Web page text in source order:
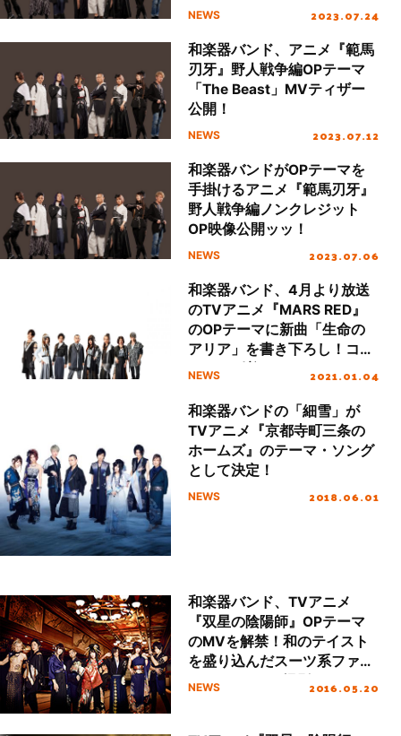
NEWS 2023.07.24
和楽器バンド、アニメ『範馬
刃牙』野人戦争編OPテーマ
「The Beast」MVティザー
公開！
NEWS 2023.07.12
和楽器バンドがOPテーマを
手掛けるアニメ『範馬刃牙』
野人戦争編ノンクレジット
OP映像公開ッッ！
NEWS 2023.07.06
和楽器バンド、4月より放送
のTVアニメ『MARS RED』
のOPテーマに新曲「生命の
アリア」を書き下ろし！コメ
ントも到着！
NEWS 2021.01.04
和楽器バンドの「細雪」が
TVアニメ『京都寺町三条の
ホームズ』のテーマ・ソング
として決定！
NEWS 2018.06.01
和楽器バンド、TVアニメ
『双星の陰陽師』OPテーマ
のMVを解禁！和のテイスト
を盛り込んだスーツ系ファッ
ションでMVを撮影！
NEWS 2016.05.20